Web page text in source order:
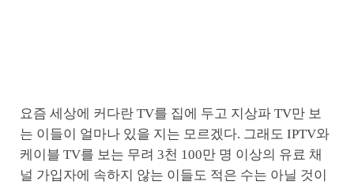
요즘 세상에 커다란 TV를 집에 두고 지상파 TV만 보
는 이들이 얼마나 있을 지는 모르겠다. 그래도 IPTV와
케이블 TV를 보는 무려 3천 100만 명 이상의 유료 채
널 가입자에 속하지 않는 이들도 적은 수는 아닐 것이